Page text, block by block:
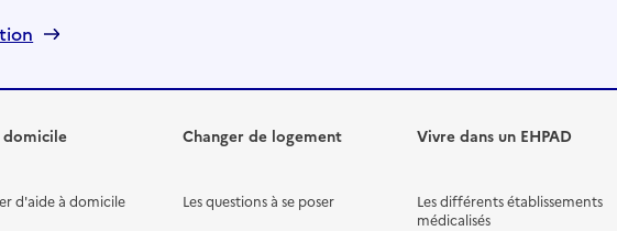
domicile
d'aide à domicile
Changer de logement
Les questions à se poser
Vivre dans un EHPAD
Les différents établissements
médicalisés